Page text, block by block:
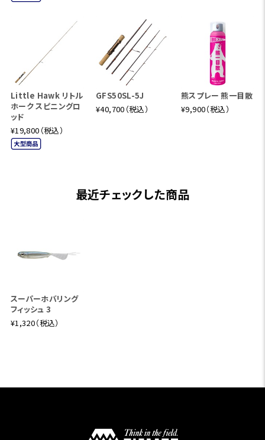
Little Hawk リトル
ホーク スピニングロ
ッド
¥19,800（税込）
GFS50SL-5J
¥40,700（税込）
熊スプレー 熊一目散
¥9,900（税込）
最近チェックした商品
スーパーホバリング
フィッシュ 3
¥1,320（税込）